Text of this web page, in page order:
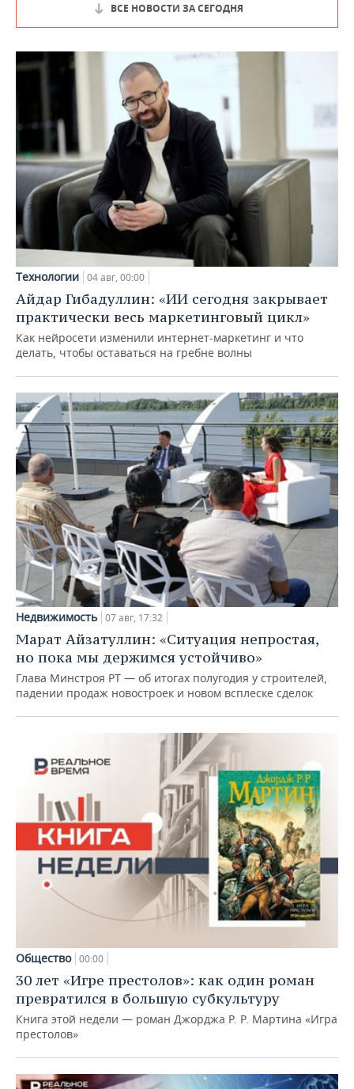
ВСЕ НОВОСТИ ЗА СЕГОДНЯ
Технологии 04 авг, 00:00
Айдар Гибадуллин: «ИИ сегодня закрывает
практически весь маркетинговый цикл»
Как нейросети изменили интернет-маркетинг и что
делать, чтобы оставаться на гребне волны
Недвижимость 07 авг, 17:32
Марат Айзатуллин: «Ситуация непростая,
но пока мы держимся устойчиво»
Глава Минстроя РТ — об итогах полугодия у строителей,
падении продаж новостроек и новом всплеске сделок
Общество 00:00
30 лет «Игре престолов»: как один роман
превратился в большую субкультуру
Книга этой недели — роман Джорджа Р. Р. Мартина «Игра
престолов»